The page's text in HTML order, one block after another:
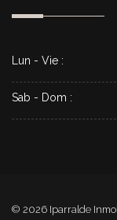
Lun - Vie :
Sab - Dom :
© 2026 Iparralde